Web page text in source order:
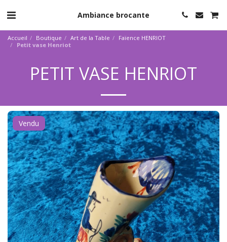
Ambiance brocante
Accueil Boutique Art de la Table
Faïence HENRIOT
Petit vase Henriot
PETIT VASE HENRIOT
Vendu